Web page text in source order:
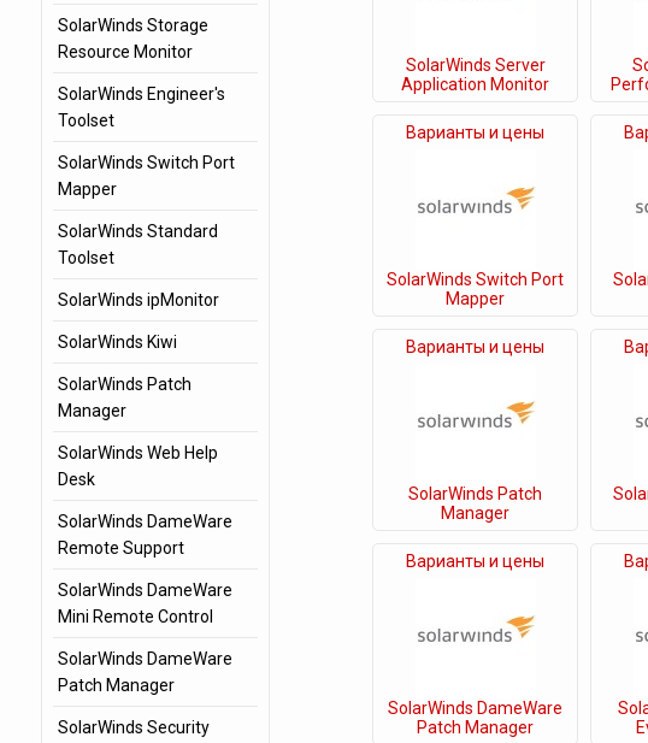
SolarWinds Server
Application Monitor
Варианты и цены
SolarWinds Switch Port
Mapper
Варианты и цены
SolarWinds Patch
Manager
Варианты и цены
SolarWinds DameWare
Patch Manager
SolarWinds Storage
Resource Monitor
SolarWinds Engineer's
Toolset
SolarWinds Switch Port
Mapper
SolarWinds Standard
Toolset
SolarWinds ipMonitor
SolarWinds Kiwi
SolarWinds Patch
Manager
SolarWinds Web Help
Desk
SolarWinds DameWare
Remote Support
SolarWinds DameWare
Mini Remote Control
SolarWinds DameWare
Patch Manager
SolarWinds Security